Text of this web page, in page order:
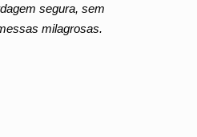
segura, sem
milagrosas.